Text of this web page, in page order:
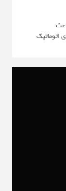
پور 14 تیر 1405 ساعت
اتوماتیک